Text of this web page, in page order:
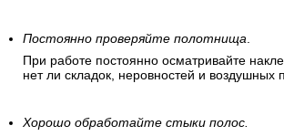
Постоянно проверяйте полотнища.
При работе постоянно осматривайте
нет ли складок, неровностей и воздушных
Хорошо обработайте стыки полос.